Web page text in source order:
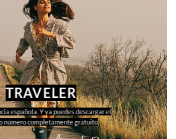
TRAVELER
española. Y ya puedes descargar el
número completamente gratuito